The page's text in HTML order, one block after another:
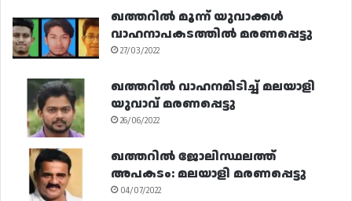
ഖത്തറിൽ മൂന്ന് യുവാക്കൾ
വാഹനാപകടത്തിൽ മരണപ്പെട്ടു
27/03/2022
ഖത്തറിൽ വാഹനമിടിച്ച് മലയാളി
യുവാവ് മരണപ്പെട്ടു
26/06/2022
ഖത്തറിൽ ജോലിസ്ഥലത്ത്
അപകടം: മലയാളി മരണപ്പെട്ടു
04/07/2022